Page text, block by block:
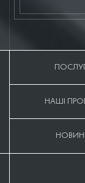
НАШІ